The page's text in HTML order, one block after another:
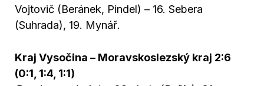
Vojtovič (Beránek, Pindel) – 16. Sebera
(Suhrada), 19. Mynář.
Kraj Vysočina – Moravskoslezský kraj 2:6
(0:1, 1:4, 1:1)